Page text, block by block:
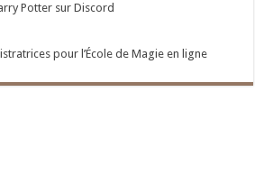
Potter sur Discord
pour l’École de Magie en ligne